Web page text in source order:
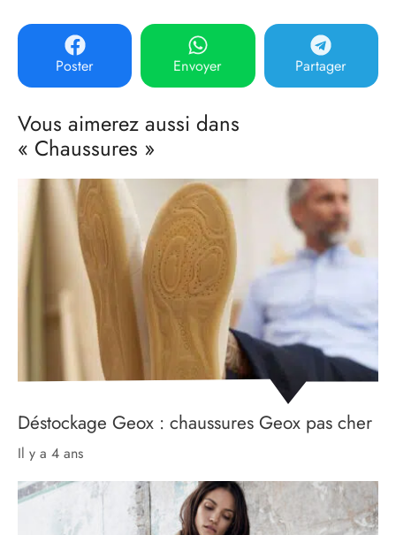
Poster Envoyer Partager
Vous aimerez aussi dans
« Chaussures »
Déstockage Geox : chaussures Geox pas cher
il y a 4 ans